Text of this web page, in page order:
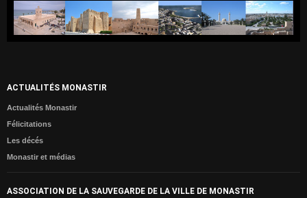
MONASTIR
Monastir entre passé et présent
ESPACE CULTUREL
Agenda Culturelle
Monastir aux yeux des Artistes
ACTUALITÉS MONASTIR
Actualités Monastir
Félicitations
Les décés
Monastir et médias
ASSOCIATION DE LA SAUVEGARDE DE LA VILLE DE MONASTIR